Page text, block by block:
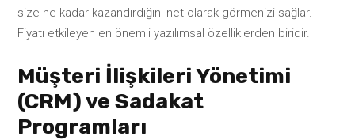
size ne kadar kazandırdığını net olarak görmenizi sağlar.
Fiyatı etkileyen en önemli yazılımsal özelliklerden biridir.
Müşteri İlişkileri Yönetimi
(CRM) ve Sadakat
Programları